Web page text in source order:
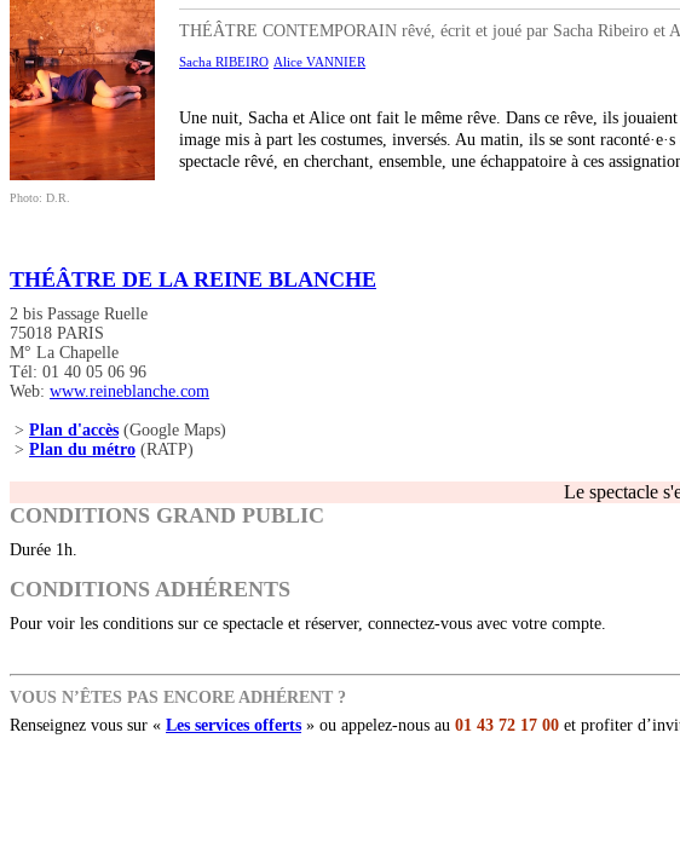
Photo: D.R.
THÉÂTRE CONTEMPORAIN rêvé, écrit et joué par Sacha Ribeiro et
Sacha RIBEIRO Alice VANNIER
Une nuit, Sacha et Alice ont fait le même rêve. Dans ce rêve, ils
image mis à part les costumes, inversés. Au matin, ils se sont
spectacle rêvé, en cherchant, ensemble, une échappatoire à ces
THÉÂTRE DE LA REINE BLANCHE
2 bis Passage Ruelle
75018 PARIS
M° La Chapelle
Tél: 01 40 05 06 96
Web: www.reineblanche.com
> Plan d'accès (Google Maps)
> Plan du métro (RATP)
Le spectacle
CONDITIONS GRAND PUBLIC
Durée 1h.
CONDITIONS ADHÉRENTS
Pour voir les conditions sur ce spectacle et réserver, connectez-vous avec votre compte.
VOUS N’ÊTES PAS ENCORE ADHÉRENT ?
Renseignez vous sur « Les services offerts » ou appelez-nous au 01 43 72 17 00 et profiter